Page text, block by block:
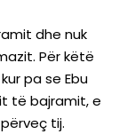
dhe nuk
Për këtë
pa se Ebu
të bajramit, e
tij.